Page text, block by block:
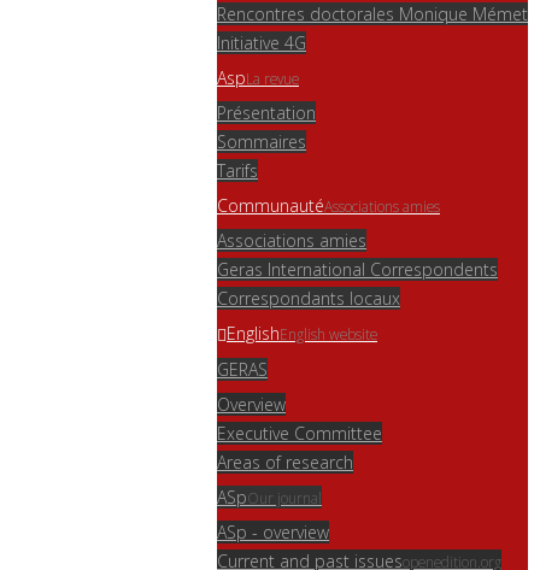
Rencontres doctorales Monique Mémet
Initiative 4G
AspLa revue
Présentation
Sommaires
Tarifs
CommunautéAssociations amies
Associations amies
Geras International Correspondents
Correspondants locaux
EnglishEnglish website
GERAS
Overview
Executive Committee
Areas of research
ASpOur journal
ASp - overview
Current and past issuesopenedition.org